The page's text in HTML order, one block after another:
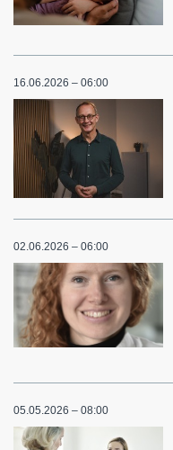
16.06.2026 – 06:00
02.06.2026 – 06:00
05.05.2026 – 08:00